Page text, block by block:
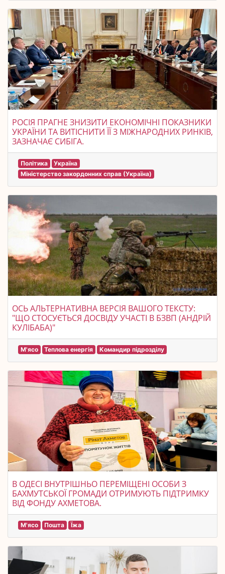
РОСІЯ ПРАГНЕ ЗНИЗИТИ ЕКОНОМІЧНІ ПОКАЗНИКИ
УКРАЇНИ ТА ВИТІСНИТИ ЇЇ З МІЖНАРОДНИХ РИНКІВ,
ЗАЗНАЧАЄ СИБІГА.
Політика
Україна
Міністерство закордонних справ (Україна)
ОСЬ АЛЬТЕРНАТИВНА ВЕРСІЯ ВАШОГО ТЕКСТУ:
"ЩО СТОСУЄТЬСЯ ДОСВІДУ УЧАСТІ В БЗВП (АНДРІЙ
КУЛІБАБА)"
М'ясо Теплова енергія Командир підрозділу
В ОДЕСІ ВНУТРІШНЬО ПЕРЕМІЩЕНІ ОСОБИ З
БАХМУТСЬКОЇ ГРОМАДИ ОТРИМУЮТЬ ПІДТРИМКУ
ВІД ФОНДУ АХМЕТОВА.
М'ясо Пошта Їжа